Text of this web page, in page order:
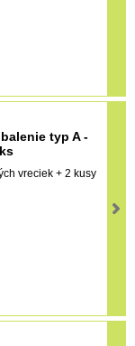
typ A -
vreciek + 2 kusy